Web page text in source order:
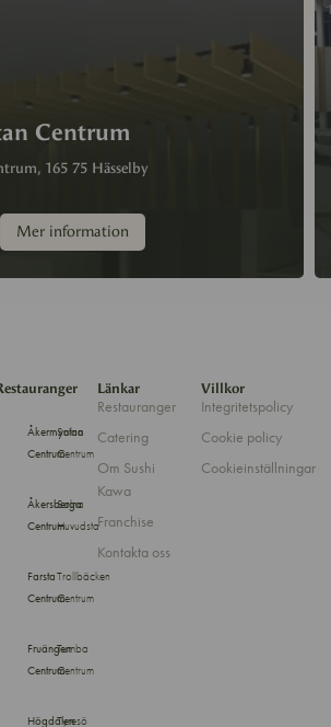
Centrum
165 75 Hässelby
Mer information
Åkermyntan
Centrum
Åkersberga
Centrum
Farsta
Centrum
Fruängen
Centrum
Högdalen
Solna
Centrum
Solna
Huvudsta
Trollbäcken
Centrum
Tumba
Centrum
Tyresö
Länkar
Restauranger
Catering
Om Sushi
Kawa
Franchise
Kontakta oss
Villkor
Integritetspolicy
Cookie policy
Cookieinställningar